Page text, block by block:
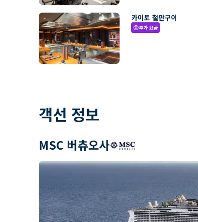
카이토 철판구이
paid추가 요금
객선 정보
MSC 버츄오사